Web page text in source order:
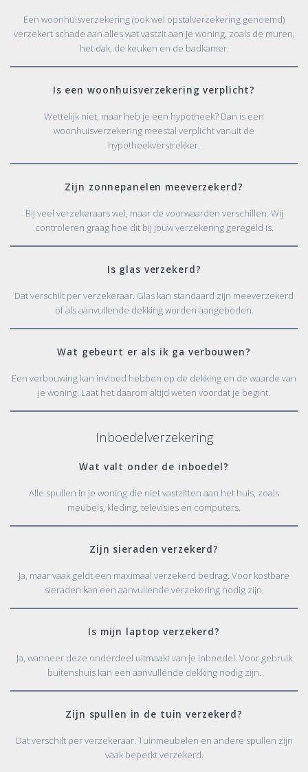
Een woonhuisverzekering (ook wel opstalverzekering genoemd)
verzekert schade aan alles wat vastzit aan je woning, zoals de muren,
het dak, de keuken en de badkamer.
Is een woonhuisverzekering verplicht?
Wettelijk niet, maar heb je een hypotheek? Dan is een
woonhuisverzekering meestal verplicht vanuit de
hypotheekverstrekker.
Zijn zonnepanelen meeverzekerd?
Bij veel verzekeraars wel, maar de voorwaarden verschillen. Wij
controleren graag hoe dit bij jouw verzekering geregeld is.
Is glas verzekerd?
Dat verschilt per verzekeraar. Glas kan standaard zijn meeverzekerd
of als aanvullende dekking worden aangeboden.
Wat gebeurt er als ik ga verbouwen?
Een verbouwing kan invloed hebben op de dekking en de waarde van
je woning. Laat het daarom altijd weten voordat je begint.
Inboedelverzekering
Wat valt onder de inboedel?
Alle spullen in je woning die niet vastzitten aan het huis, zoals
meubels, kleding, televisies en computers.
Zijn sieraden verzekerd?
Ja, maar vaak geldt een maximaal verzekerd bedrag. Voor kostbare
sieraden kan een aanvullende verzekering nodig zijn.
Is mijn laptop verzekerd?
Ja, wanneer deze onderdeel uitmaakt van je inboedel. Voor gebruik
buitenshuis kan een aanvullende dekking nodig zijn.
Zijn spullen in de tuin verzekerd?
Dat verschilt per verzekeraar. Tuinmeubelen en andere spullen zijn
vaak beperkt verzekerd.